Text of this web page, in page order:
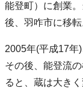
能登町）に創業
後、羽咋市に移転
2005年(平成17年
その後、能登流
ると、蔵は大きく